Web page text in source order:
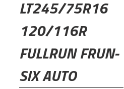
LT245/75R16
120/116R
FULLRUN FRUN-
SIX AUTO